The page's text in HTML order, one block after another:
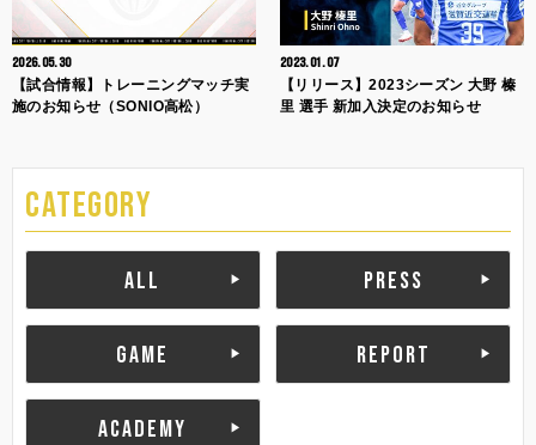
2026.05.30
【試合情報】トレーニングマッチ実
施のお知らせ（SONIO高松）
2023.01.07
【リリース】2023シーズン 大野 榛
里 選手 新加入決定のお知らせ
CATEGORY
ALL PRESS
GAME REPORT
ACADEMY